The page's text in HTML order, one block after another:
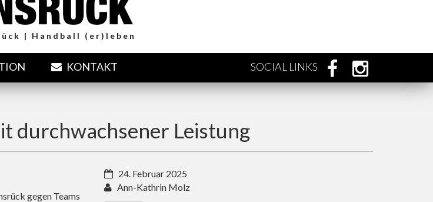
| Handball (er)leben
KONTAKT SOCIAL LINKS
durchwachsener Leistung
gegen Teams
24. Februar 2025
Ann-Kathrin Molz